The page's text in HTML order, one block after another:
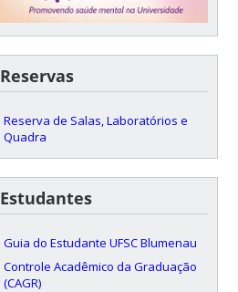
Reservas
Reserva de Salas, Laboratórios e
Quadra
Estudantes
Guia do Estudante UFSC Blumenau
Controle Acadêmico da Graduação
(CAGR)